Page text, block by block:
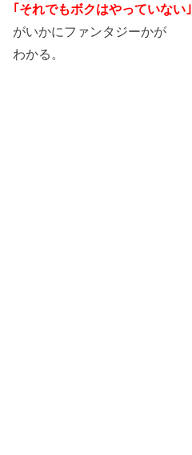
｢それでもボクはやっていない｣
がいかにファンタジーかが
わかる。